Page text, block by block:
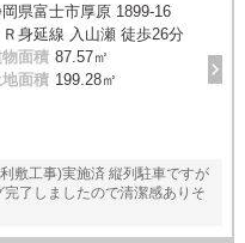
県富士市厚原 1899-16
Ｒ身延線 入山瀬 徒歩26分
面積 87.57㎡
地面積 199.28㎡
敷工事)実施済 縦列駐車ですが
了しましたので清潔感ありそ